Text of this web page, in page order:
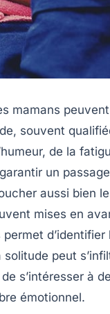
mamans
souvent
de la
un
aussi bien
mises en
permet
peut
s’intéresser à
émotionnel.